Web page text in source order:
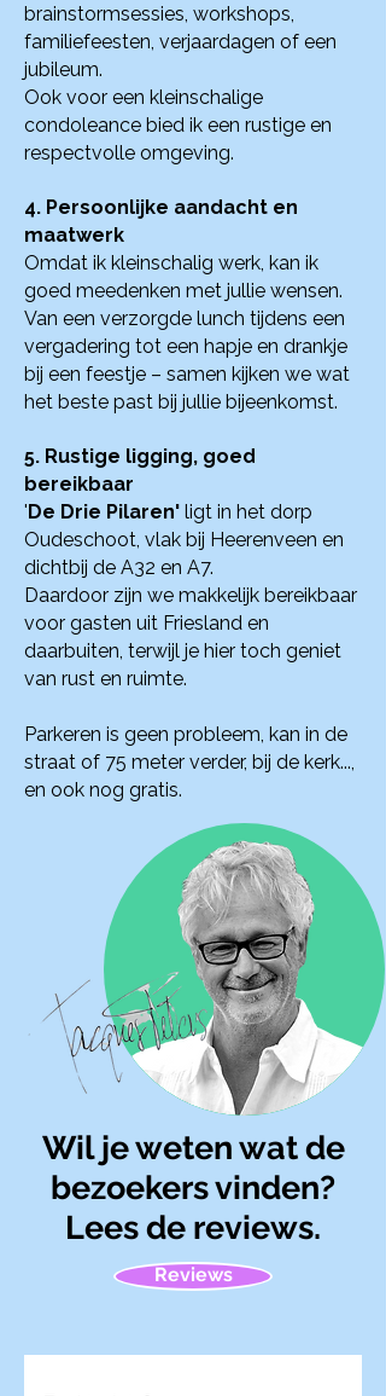
brainstormsessies, workshops,
familiefeesten, verjaardagen of een
jubileum.
Ook voor een kleinschalige
condoleance bied ik een rustige en
respectvolle omgeving.
4. Persoonlijke aandacht en
maatwerk
Omdat ik kleinschalig werk, kan ik
goed meedenken met jullie wensen.
Van een verzorgde lunch tijdens een
vergadering tot een hapje en drankje
bij een feestje – samen kijken we wat
het beste past bij jullie bijeenkomst.
5. Rustige ligging, goed
bereikbaar
'De Drie Pilaren' ligt in het dorp
Oudeschoot, vlak bij Heerenveen en
dichtbij de A32 en A7.
Daardoor zijn we makkelijk bereikbaar
voor gasten uit Friesland en
daarbuiten, terwijl je hier toch geniet
van rust en ruimte.
Parkeren is geen probleem, kan in de
straat of 75 meter verder, bij de kerk...,
en ook nog gratis.
Wil je weten wat de
bezoekers vinden?
Lees de reviews.
Reviews